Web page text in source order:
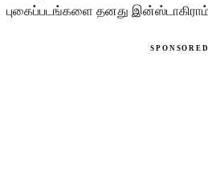
புகைப்படங்களை தனது இன்ஸ்டாகிராம்